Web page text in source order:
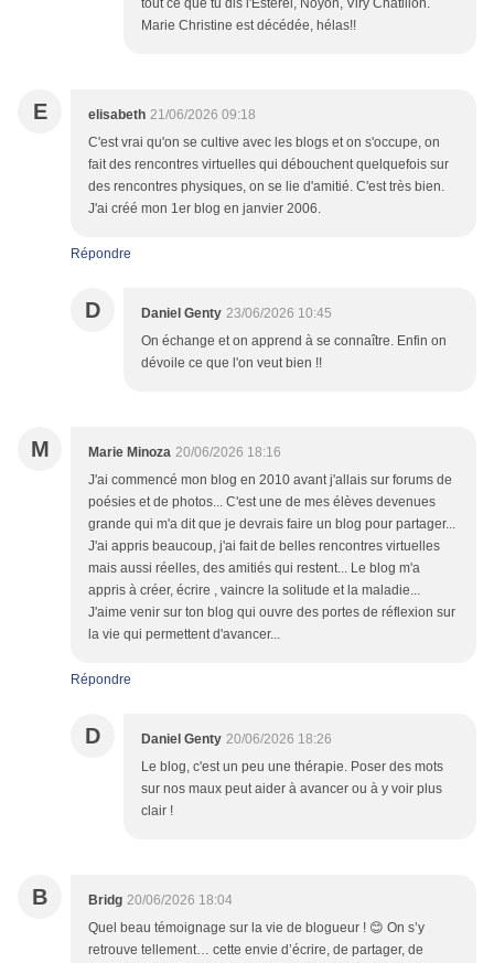
tout ce que tu dis l'Esterel, Noyon, Viry Chatillon.
Marie Christine est décédée, hélas!!
E elisabeth 21/06/2026 09:18
C'est vrai qu'on se cultive avec les blogs et on s'occupe, on
fait des rencontres virtuelles qui débouchent quelquefois sur
des rencontres physiques, on se lie d'amitié. C'est très bien.
J'ai créé mon 1er blog en janvier 2006.
Répondre
D Daniel Genty 23/06/2026 10:45
On échange et on apprend à se connaître. Enfin on
dévoile ce que l'on veut bien !!
M Marie Minoza 20/06/2026 18:16
J'ai commencé mon blog en 2010 avant j'allais sur forums de
poésies et de photos... C'est une de mes élèves devenues
grande qui m'a dit que je devrais faire un blog pour partager...
J'ai appris beaucoup, j'ai fait de belles rencontres virtuelles
mais aussi réelles, des amitiés qui restent... Le blog m'a
appris à créer, écrire , vaincre la solitude et la maladie...
J'aime venir sur ton blog qui ouvre des portes de réflexion sur
la vie qui permettent d'avancer...
Répondre
D Daniel Genty 20/06/2026 18:26
Le blog, c'est un peu une thérapie. Poser des mots
sur nos maux peut aider à avancer ou à y voir plus
clair !
B Bridg 20/06/2026 18:04
Quel beau témoignage sur la vie de blogueur ! 😊 On s’y
retrouve tellement… cette envie d’écrire, de partager, de